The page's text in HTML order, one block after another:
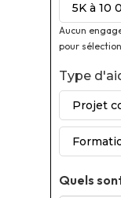
5K à 10
Aucun
pour
Type
Projet
Quels